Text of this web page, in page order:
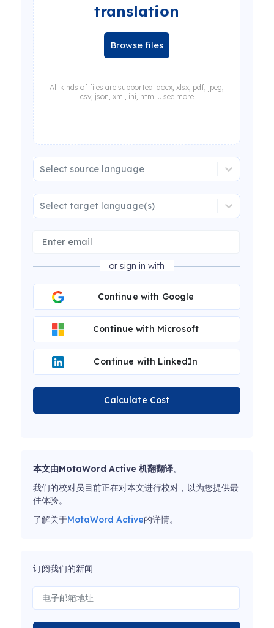
translation
Browse files
All kinds of files are supported: docx, xlsx, pdf, jpeg,
csv, json, xml, ini, html... see more
Select source language
Select target language(s)
or sign in with
Continue with Google
Continue with Microsoft
Continue with LinkedIn
Calculate Cost
本文由MotaWord Active 机翻翻译。
我们的校对员目前正在对本文进行校对，以为您提供最
佳体验。
了解关于MotaWord Active的详情。
订阅我们的新闻